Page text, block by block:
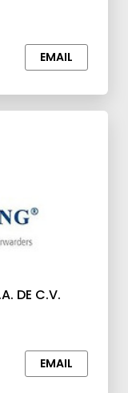
EMAIL
DE C.V.
EMAIL